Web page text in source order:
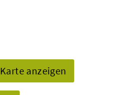
Karte anzeigen